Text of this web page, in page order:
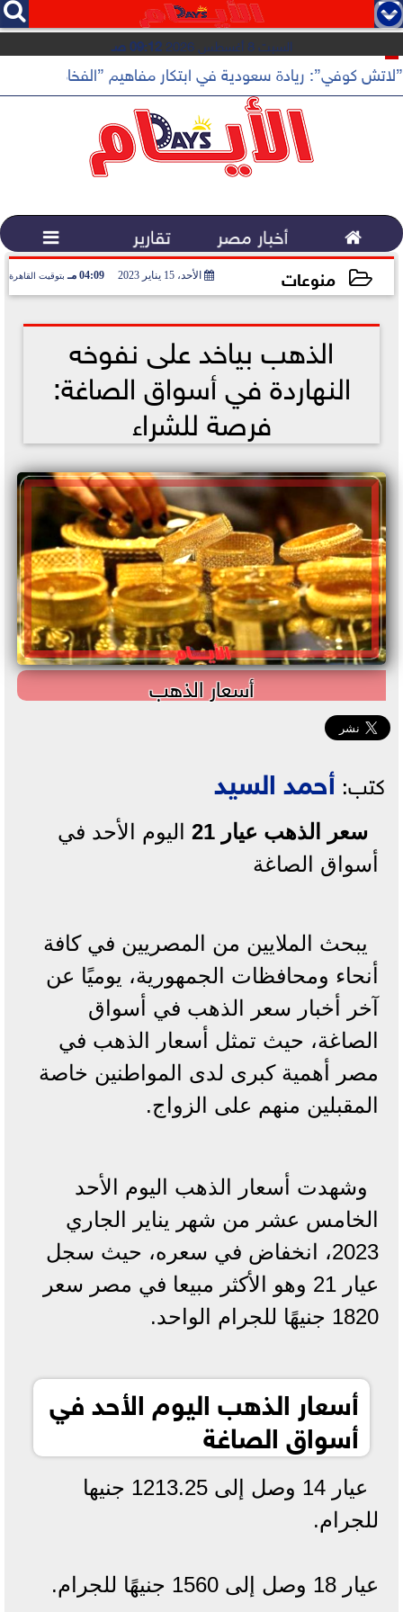
   
السبت 8 أغسطس 2026 09:12 صـ
”لاتش كوفي”: ريادة سعودية في ابتكار مفاهيم ”الفخامة
 أخبار مصر تقارير 
منوعات الأحد، 15 يناير 2023 04:09 مـ بتوقيت القاهرة
الذهب بياخد على نفوخه
النهاردة في أسواق الصاغة:
فرصة للشراء
أسعار الذهب
كتب: أحمد السيد
سعر الذهب عيار 21
اليوم الأحد في
أسواق الصاغة
يبحث الملايين من المصريين في كافة
أنحاء ومحافظات الجمهورية، يوميًا عن
آخر أخبار سعر الذهب في أسواق
الصاغة، حيث تمثل أسعار الذهب في
مصر أهمية كبرى لدى المواطنين خاصة
المقبلين منهم على الزواج.
وشهدت أسعار الذهب اليوم الأحد
الخامس عشر من شهر يناير الجاري
2023، انخفاض في سعره، حيث سجل
عيار 21 وهو الأكثر مبيعا في مصر سعر
1820 جنيهًا للجرام الواحد.
أسعار الذهب اليوم الأحد في
أسواق الصاغة
عيار 14 وصل إلى 1213.25 جنيها
للجرام.
عيار 18 وصل إلى 1560 جنيهًا للجرام.